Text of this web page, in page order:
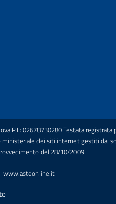
P.I.: 02678730280 Testata registrata
dei siti internet gestiti dai
del 28/10/2009
www.asteonline.it